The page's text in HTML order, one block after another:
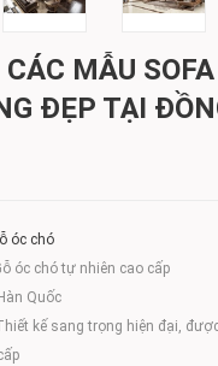
MẪU
ĐẸP TẠI
óc chó
óc chó tự nhiên cao cấp
Quốc
kế sang trọng hiện đại,